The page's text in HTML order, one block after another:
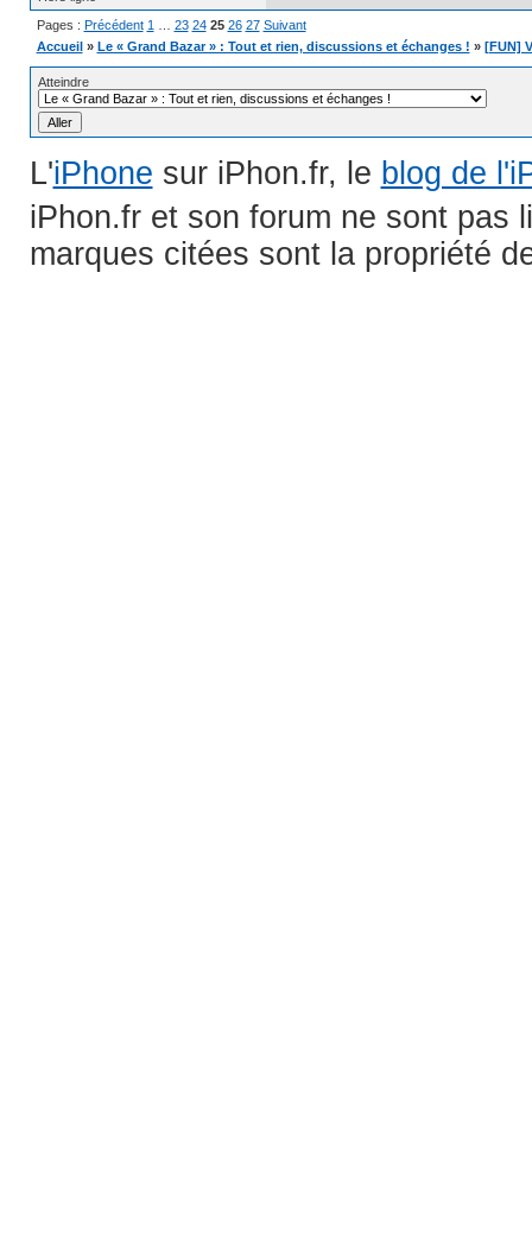
Pages : Précédent 1 23 24 25 26 27 Suivant
Accueil » Le « Grand Bazar » : Tout et rien, discussions et échanges ! » [FUN]
Atteindre
L'iPhone sur iPhon.fr, le blog de
iPhon.fr et son forum ne sont pas
marques citées sont la propriété